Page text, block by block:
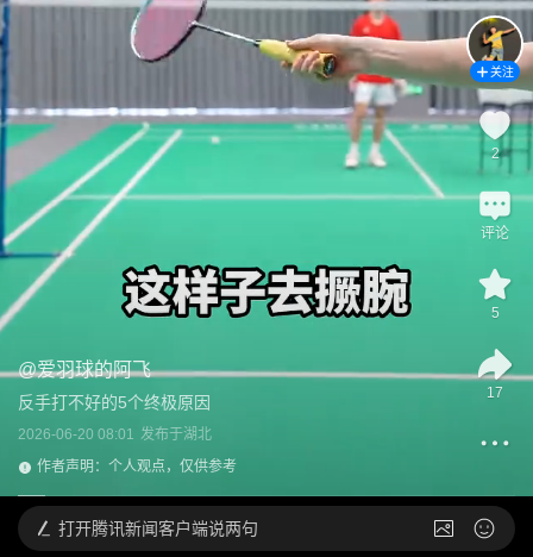
@爱羽球的阿飞
反手打不好的5个终极原因
2026-06-20 08:01 发布于湖北
作者声明：个人观点，仅供参考
关注
2
评论
5
17
打开腾讯新闻客户端说两句